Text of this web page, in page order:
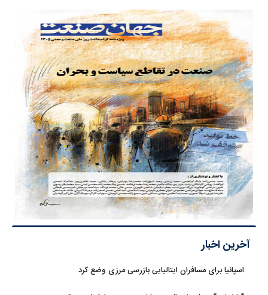
آخرین اخبار
اسپانیا برای مسافران ایتالیایی بازرسی مرزی وضع کرد